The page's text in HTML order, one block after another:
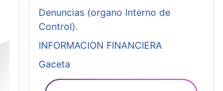
Denuncias (organo Interno de
Control).
INFORMACION FINANCIERA
Gaceta